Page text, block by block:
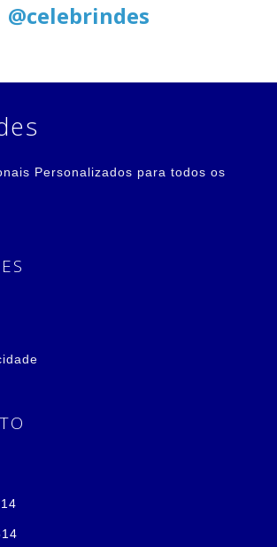
@celebrindes
Personalizados para todos os